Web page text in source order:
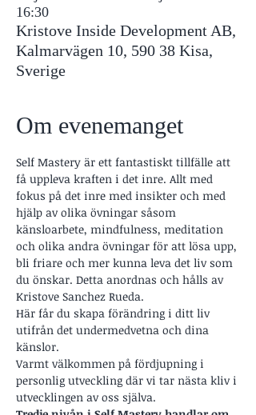
16:30
Kristove Inside Development AB,
Kalmarvägen 10, 590 38 Kisa,
Sverige
Om evenemanget
Self Mastery är ett fantastiskt tillfälle att
få uppleva kraften i det inre. Allt med
fokus på det inre med insikter och med
hjälp av olika övningar såsom
känsloarbete, mindfulness, meditation
och olika andra övningar för att lösa upp,
bli friare och mer kunna leva det liv som
du önskar. Detta anordnas och hålls av
Kristove Sanchez Rueda.
Här får du skapa förändring i ditt liv
utifrån det undermedvetna och dina
känslor.
Varmt välkommen på fördjupning i
personlig utveckling där vi tar nästa kliv i
utvecklingen av oss själva.